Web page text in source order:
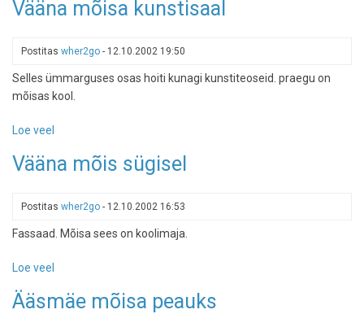
mõis
Vääna mõisa kunstisaal
Postitas wher2go - 12.10.2002 19:50
Selles ümmarguses osas hoiti kunagi kunstiteoseid. praegu on
mõisas kool.
Loe veel
mõisa
Vääna mõis sügisel
Postitas wher2go - 12.10.2002 16:53
Fassaad. Mõisa sees on koolimaja.
Loe veel
mõis
Ääsmäe mõisa peauks